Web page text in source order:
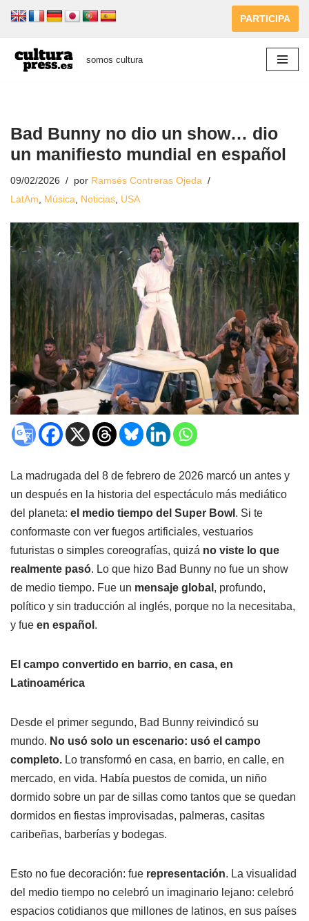
al
contenido
PARTICIPA
somos cultura
Bad Bunny no dio un show… dio
un manifiesto mundial en español
09/02/2026 por Ramsés Contreras Ojeda
LatAm
Música Noticias USA
La madrugada del 8 de febrero de 2026 marcó un antes y
un después en la historia del espectáculo más mediático
del planeta: el medio tiempo del Super Bowl . Si te
conformaste con ver fuegos artificiales, vestuarios
futuristas o simples coreografías, quizá no viste lo que
realmente pasó. Lo que hizo Bad Bunny no fue un show
de medio tiempo. Fue un mensaje global , profundo,
político y sin traducción al inglés, porque no la necesitaba,
y fue en español .
El campo convertido en barrio, en casa, en
Latinoamérica
Desde el primer segundo, Bad Bunny reivindicó su
mundo. No usó solo un escenario: usó el campo
completo. Lo transformó en casa, en barrio, en calle, en
mercado, en vida. Había puestos de comida, un niño
dormido sobre un par de sillas como tantos que se quedan
dormidos en fiestas improvisadas, palmeras, casitas
caribeñas, barberías y bodegas.
Esto no fue decoración: fue representación. La visualidad
del medio tiempo no celebró un imaginario lejano: celebró
espacios cotidianos que millones de latinos, en sus países